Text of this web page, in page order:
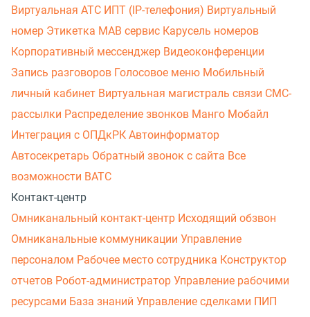
Виртуальная АТС ИПТ (IP-телефония) Виртуальный
номер Этикетка МАВ сервис Карусель номеров
Корпоративный мессенджер Видеоконференции
Запись разговоров Голосовое меню Мобильный
личный кабинет Виртуальная магистраль связи СМС-
рассылки Распределение звонков Манго Мобайл
Интеграция с ОПДкРК Автоинформатор
Автосекретарь Обратный звонок с сайта Все
возможности ВАТС
Контакт-центр
Омниканальный контакт-центр Исходящий обзвон
Омниканальные коммуникации Управление
персоналом Рабочее место сотрудника Конструктор
отчетов Робот-администратор Управление рабочими
ресурсами База знаний Управление сделками ПИП